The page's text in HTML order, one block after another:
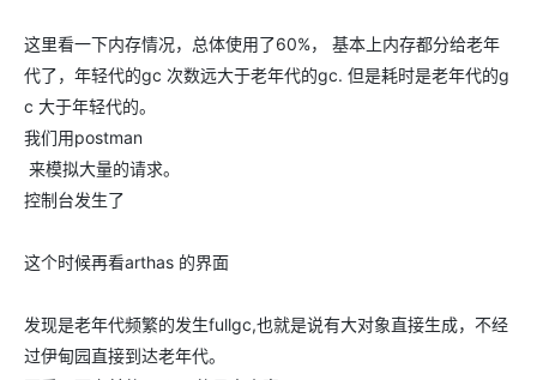
这里看一下内存情况，总体使用了60%， 基本上内存都分给老年
代了，年轻代的gc 次数远大于老年代的gc. 但是耗时是老年代的g
c 大于年轻代的。
我们用postman
来模拟大量的请求。
控制台发生了
这个时候再看arthas 的界面
发现是老年代频繁的发生fullgc,也就是说有大对象直接生成，不经
过伊甸园直接到达老年代。